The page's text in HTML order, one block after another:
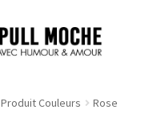
Produit Couleurs Rose